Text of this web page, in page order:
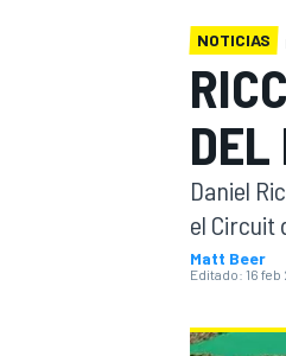
NOTICIAS
DEL
Daniel
el Circuit
Matt Beer
Editado: 16 feb